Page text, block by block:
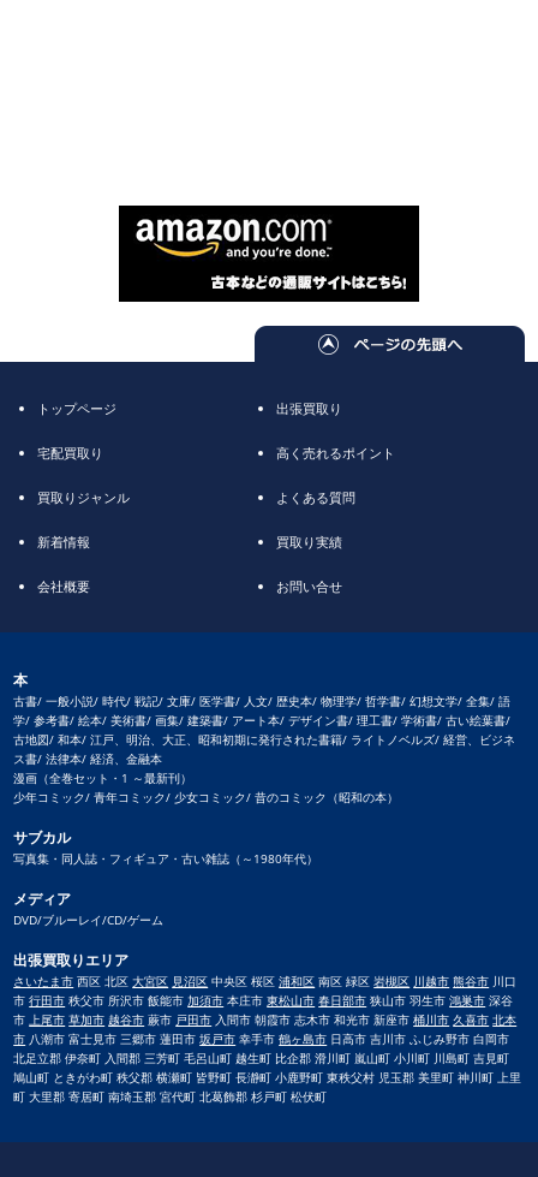
トップページ 出張買取り
宅配買取り 高く売れるポイント
買取りジャンル よくある質問
新着情報 買取り実績
会社概要 お問い合せ
本
古書/ 一般小説/ 時代/ 戦記/ 文庫/ 医学書/ 人文/ 歴史本/ 物理学/ 哲学書/ 幻想文学/ 全集/ 語
学/ 参考書/ 絵本/ 美術書/ 画集/ 建築書/ アート本/ デザイン書/ 理工書/ 学術書/ 古い絵葉書/
古地図/ 和本/ 江戸、明治、大正、昭和初期に発行された書籍/ ライトノベルズ/ 経営、ビジネ
ス書/ 法律本/ 経済、金融本
漫画（全巻セット・1 ～最新刊）
少年コミック/ 青年コミック/ 少女コミック/ 昔のコミック（昭和の本）
サブカル
写真集・同人誌・フィギュア・古い雑誌（～1980年代）
メディア
DVD/ブルーレイ/CD/ゲーム
出張買取りエリア
さいたま市 西区 北区大宮区 見沼区 中央区 桜区浦和区 南区 緑区岩槻区 川越市 熊谷市 川口
市行田市 秩父市 所沢市 飯能市加須市 本庄市東松山市 春日部市 狭山市 羽生市鴻巣市 深谷
市上尾市 草加市 越谷市 蕨市 戸田市 入間市 朝霞市 志木市 和光市 新座市桶川市 久喜市 北本
市 八潮市 富士見市 三郷市 蓮田市坂戸市 幸手市鶴ヶ島市 日高市 吉川市 ふじみ野市 白岡市
北足立郡 伊奈町 入間郡 三芳町 毛呂山町 越生町 比企郡 滑川町 嵐山町 小川町 川島町 吉見町
鳩山町 ときがわ町 秩父郡 横瀬町 皆野町 長瀞町 小鹿野町 東秩父村 児玉郡 美里町 神川町 上里
町 大里郡 寄居町 南埼玉郡 宮代町 北葛飾郡 杉戸町 松伏町